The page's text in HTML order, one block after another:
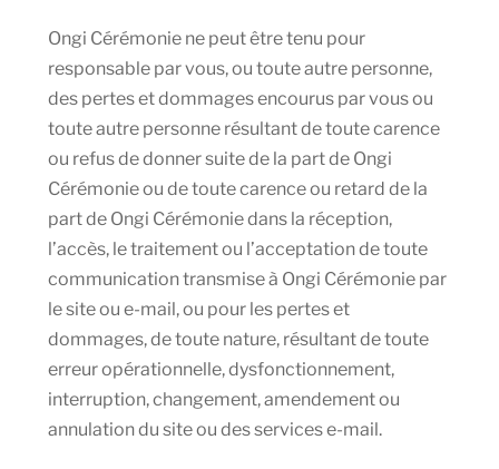
Ongi Cérémonie ne peut être tenu pour
responsable par vous, ou toute autre personne,
des pertes et dommages encourus par vous ou
toute autre personne résultant de toute carence
ou refus de donner suite de la part de Ongi
Cérémonie ou de toute carence ou retard de la
part de Ongi Cérémonie dans la réception,
l’accès, le traitement ou l’acceptation de toute
communication transmise à Ongi Cérémonie par
le site ou e-mail, ou pour les pertes et
dommages, de toute nature, résultant de toute
erreur opérationnelle, dysfonctionnement,
interruption, changement, amendement ou
annulation du site ou des services e-mail.